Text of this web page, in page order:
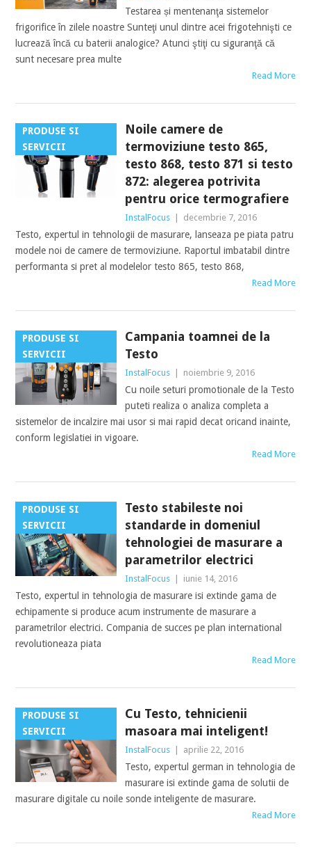
Testarea și mentenanţa sistemelor
frigorifice în zilele noastre Sunteţi unul dintre acei frigotehnişti ce
lucrează încă cu baterii analogice? Atunci ştiţi cu siguranţă că
sunt necesare prea multe
Read More
PRODUSE SI
SERVICII
Noile camere de
termoviziune testo 865,
testo 868, testo 871 si testo
872: alegerea potrivita
pentru orice termografiere
InstalFocus decembrie 7, 2016
Testo, expertul in tehnologii de masurare, lanseaza pe piata patru
modele noi de camere de termoviziune. Raportul imbatabil dintre
performanta si pret al modelelor testo 865, testo 868,
Read More
PRODUSE SI
SERVICII
Campania toamnei de la
Testo
InstalFocus noiembrie 9, 2016
Cu noile seturi promotionale de la Testo
puteti realiza o analiza completa a
sistemelor de incalzire mai usor si mai rapid decat oricand inainte,
conform legislatiei in vigoare.
Read More
PRODUSE SI
SERVICII
Testo stabileste noi
standarde in domeniul
tehnologiei de masurare a
parametrilor electrici
InstalFocus iunie 14, 2016
Testo, expertul in tehnologia de masurare isi extinde gama de
echipamente si produce acum instrumente de masurare a
parametrilor electrici. Compania de succes pe plan international
revolutioneaza piata
Read More
PRODUSE SI
SERVICII
Cu Testo, tehnicienii
masoara mai inteligent!
InstalFocus aprilie 22, 2016
Testo, expertul german in tehnologia de
masurare isi extinde gama de solutii de
masurare digitale cu noile sonde inteligente de masurare.
Read More